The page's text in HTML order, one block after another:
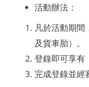
活動辦法：
凡於活動期間
及貨車胎）。
登錄即可享有
完成登錄並經